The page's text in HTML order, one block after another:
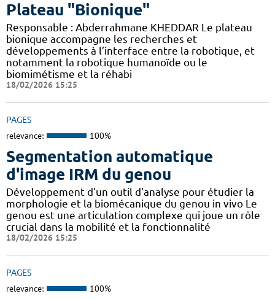
Plateau "Bionique"
Responsable : Abderrahmane KHEDDAR Le plateau
bionique accompagne les recherches et
développements à l’interface entre la robotique, et
notamment la robotique humanoïde ou le
biomimétisme et la réhabi
18/02/2026 15:25
PAGES
relevance: 100%
Segmentation automatique
d'image IRM du genou
Développement d'un outil d'analyse pour étudier la
morphologie et la biomécanique du genou in vivo Le
genou est une articulation complexe qui joue un rôle
crucial dans la mobilité et la fonctionnalité
18/02/2026 15:25
PAGES
relevance: 100%